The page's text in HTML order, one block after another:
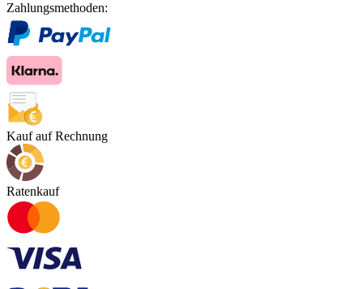
Zahlungsmethoden:
Kauf auf Rechnung
Ratenkauf